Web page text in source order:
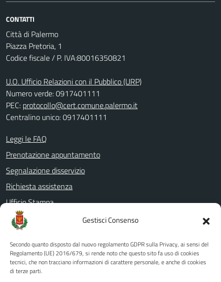
Gestisci Consenso
Secondo quanto disposto dal nuovo regolamento GDPR sulla Privacy, ai sensi del
Regolamento (UE) 2016/679, si rende noto che questo sito fa uso di cookies
tecnici, che non tracciano informazioni di carattere personale, e anche di cookies
di terze parti.
CONTATTI
Città di Palermo
Piazza Pretoria, 1
Codice fiscale / P. IVA:80016350821
U.O. Ufficio Relazioni con il Pubblico (URP)
Numero verde: 0917401111
PEC: protocollo@cert.comune.palermo.it
Centralino unico: 0917401111
Leggi le FAQ
Prenotazione appuntamento
Segnalazione disservizio
Richiesta assistenza
Ufficio Stampa
Amministrazione Trasparente
Albo pretorio
Informativa privacy
Note legali